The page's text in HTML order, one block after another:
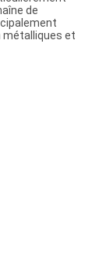
de
métalliques et